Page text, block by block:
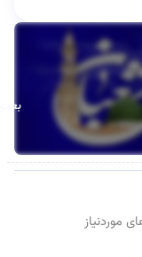
بعدی
موردنیاز